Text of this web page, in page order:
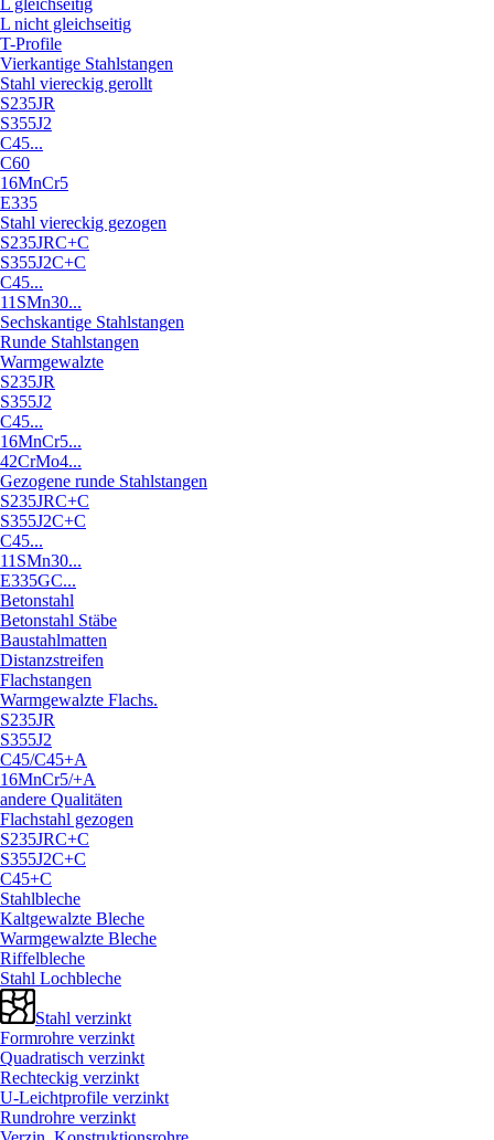
L gleichseitig
L nicht gleichseitig
T-Profile
Vierkantige Stahlstangen
Stahl viereckig gerollt
S235JR
S355J2
C45...
C60
16MnCr5
E335
Stahl viereckig gezogen
S235JRC+C
S355J2C+C
C45...
11SMn30...
Sechskantige Stahlstangen
Runde Stahlstangen
Warmgewalzte
S235JR
S355J2
C45...
16MnCr5...
42CrMo4...
Gezogene runde Stahlstangen
S235JRC+C
S355J2C+C
C45...
11SMn30...
E335GC...
Betonstahl
Betonstahl Stäbe
Baustahlmatten
Distanzstreifen
Flachstangen
Warmgewalzte Flachs.
S235JR
S355J2
C45/C45+A
16MnCr5/+A
andere Qualitäten
Flachstahl gezogen
S235JRC+C
S355J2C+C
C45+C
Stahlbleche
Kaltgewalzte Bleche
Warmgewalzte Bleche
Riffelbleche
Stahl Lochbleche
Stahl verzinkt
Formrohre verzinkt
Quadratisch verzinkt
Rechteckig verzinkt
U-Leichtprofile verzinkt
Rundrohre verzinkt